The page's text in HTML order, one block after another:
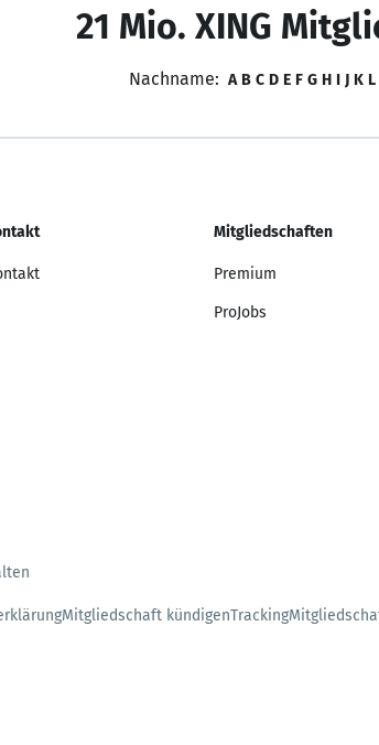
21 Mio. XING
Nachname: A B C D E F G H I J K L
Mitgliedschaften
Premium
ProJobs
Mitgliedschaft kündigenTracking